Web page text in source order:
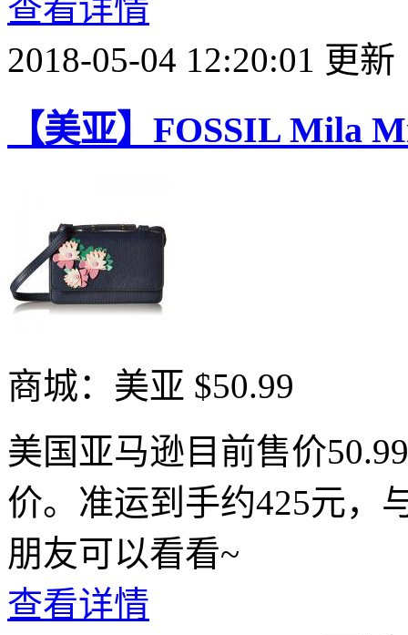
查看详情
2018-05-04 12:20:01 更新
【美亚】FOSSIL Mila
商城：美亚 $50.99
美国亚马逊目前售价
价。准运到手约425元，
朋友可以看看~
查看详情